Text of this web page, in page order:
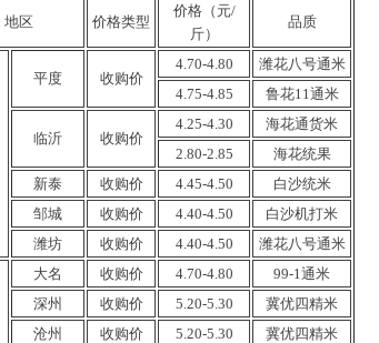
地区 价格类型
价格（元/
斤）
品质
平度 收购价
4.70-4.80
潍花八号通米
4.75-4.85 鲁花11通米
临沂 收购价
4.25-4.30 海花通货米
2.80-2.85
海花统果
新泰
收购价 4.45-4.50 白沙统米
邹城
收购价 4.40-4.50 白沙机打米
潍坊
收购价 4.40-4.50 潍花八号通米
大名 收购价 4.70-4.80
99-1通米
深州
收购价 5.20-5.30
冀优四精米
沧州
收购价 5.20-5.30 冀优四精米